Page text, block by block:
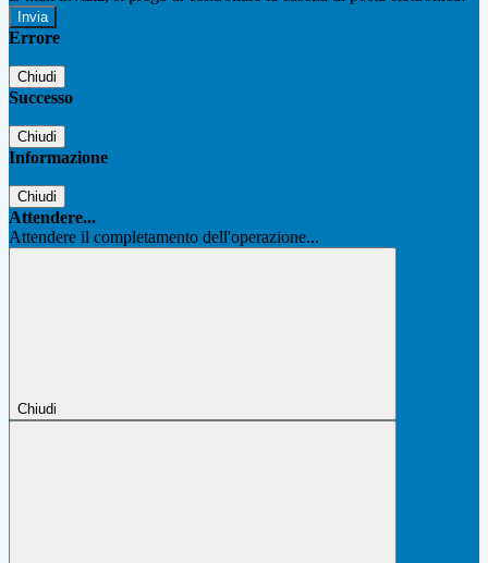
Errore
Chiudi
Successo
Chiudi
Informazione
Chiudi
Attendere...
Attendere il completamento dell'operazione...
Chiudi